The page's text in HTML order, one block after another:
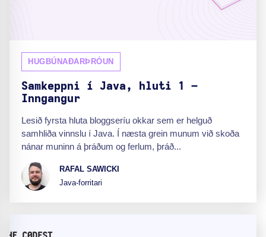
HUGBÚNAÐARÞRÓUN
Samkeppni í Java, hluti 1 –
Inngangur
Lesið fyrsta hluta bloggseríu okkar sem er helguð
samhliða vinnslu í Java. Í næsta grein munum við skoða
nánar muninn á þráðum og ferlum, þráð...
RAFAL SAWICKI
Java-forritari